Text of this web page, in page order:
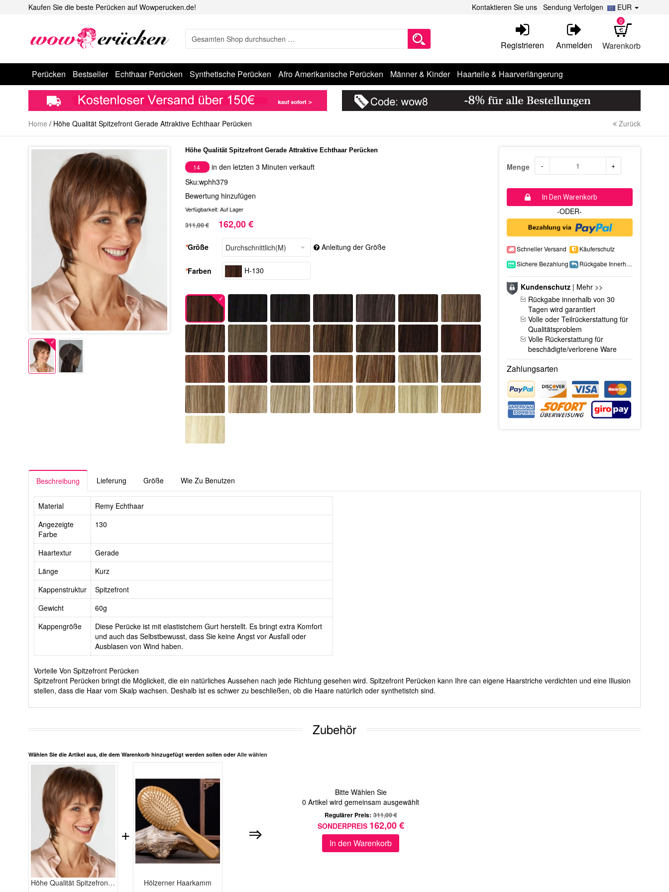
Kaufen Sie die beste Perücken auf Wowperucken.de! EUR
Kontaktieren Sie uns Sendung Verfolgen
Warenkorb
0
Registrieren Anmelden
Perücken Bestseller Echthaar Perücken Synthetische Perücken Afro Amerikanische Perücken Männer & Kinder Haarteile & Haarverlängerung
Home / Höhe Qualität Spitzefront Gerade Attraktive Echthaar Perücken Zurück
Höhe Qualität Spitzefront Gerade Attraktive Echthaar Perücken
14
in den letzten 3 Minuten verkauft
Sku:wphh379
Bewertung hinzufügen
Verfügbarkeit: Auf Lager
311,00 € 162,00 €
*Größe Anleitung der Größe
*Farben H-130
Menge - +
In Den Warenkorb
-ODER-
Schneller Versand
Käuferschutz
Sichere Bezahlung
Rückgabe Innerhalb 15 Tage
Kundenschutz| Mehr >>
Rückgabe innerhalb von 30
Tagen wird garantiert
Volle oder Teilrückerstattung für
Qualitätsproblem
Volle Rückerstattung für
beschädigte/verlorene Ware
Zahlungsarten
Beschreibung Lieferung Größe Wie Zu Benutzen
Material
Remy Echthaar
Angezeigte
Farbe
130
Haartextur
Gerade
Länge
Kurz
Kappenstruktur
Spitzefront
Gewicht
60g
Kappengröße
Diese Perücke ist mit elastistchem Gurt herstellt. Es bringt extra Komfort
und auch das Selbstbewusst, dass Sie keine Angst vor Ausfall oder
Ausblasen von Wind haben.
Vorteile Von Spitzefront Perücken
Spitzefront Perücken bringt die Möglickeit, die ein natürliches Aussehen nach jede Richtung gesehen wird. Spitzefront Perücken kann Ihre can eigene Haarstriche verdichten und eine Illusion
stellen, dass die Haar vom Skalp wachsen. Deshalb ist es schwer zu beschließen, ob die Haare natürlich oder synthetistch sind.
Zubehör
Wählen Sie die Artikel aus, die dem Warenkorb hinzugefügt werden sollen oder Alle wählen
Höhe Qualität Spitzefront Gerade Attraktive Echthaar Perücken Hölzerner Haarkamm
+
Bitte Wählen Sie
0 Artikel wird gemeinsam ausgewählt
Regulärer Preis: 311,00 €
SONDERPREIS 162,00 €
In den Warenkorb